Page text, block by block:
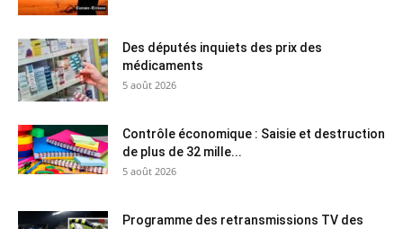
Des députés inquiets des prix des
médicaments
5 août 2026
Contrôle économique : Saisie et destruction
de plus de 32 mille...
5 août 2026
Programme des retransmissions TV des